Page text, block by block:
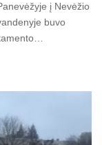
į Nevėžio
buvo